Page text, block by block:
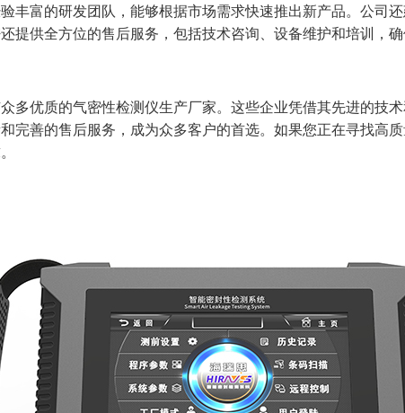
丰富的研发团队，能够根据市场需求快速推出新产品。公司
提供全方位的售后服务，包括技术咨询、设备维护和培训，确
多优质的气密性检测仪生产厂家。这些企业凭借其先进的技
完善的售后服务，成为众多客户的首选。如果您正在寻找高